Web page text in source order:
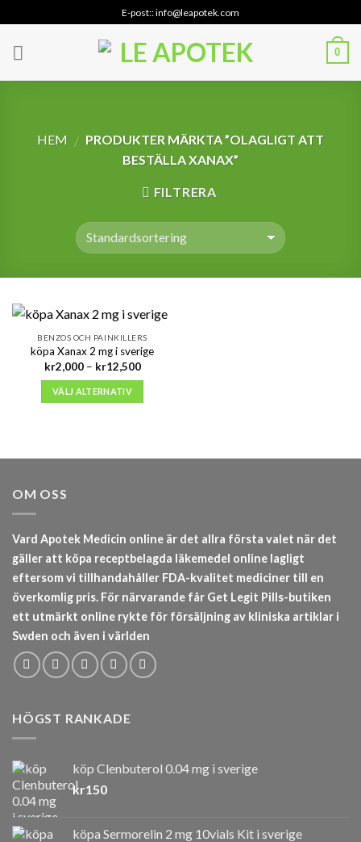
to
content
E-post:: info@leapotek.com
0
HEM / PRODUKTER MÄRKTA ”OLAGLIGT ATT
BESTÄLLA XANAX”
FILTRERA
BENZOS OCH PAINKILLERS
köpa Xanax 2 mg i sverige
kr2,000 – kr12,500Prisintervall:
VÄLJ ALTERNATIV
OM OSS
Vard Apotek Medicin online är det allra första valet när det
gäller att köpa receptbelagda läkemedel online lagligt
eftersom vi tillhandahåller FDA-kvalitet mediciner till en
överkomlig pris. För närvarande får Get Legit Pills-butiken
ett utmärkt online rykte för försäljning av kliniska artiklar i
Swden och även i världen
HÖGST RANKADE
köp Clenbuterol 0.04 mg i sverige
kr150
köpa Sermorelin 2 mg 10vials Kit i sverige